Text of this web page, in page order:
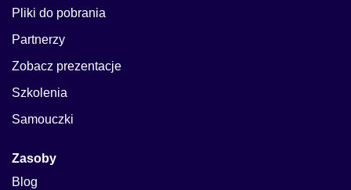
Pliki do pobrania
Partnerzy
Zobacz prezentacje
Szkolenia
Samouczki
Zasoby
Blog